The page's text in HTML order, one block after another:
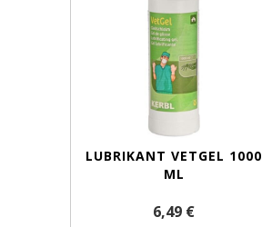
LUBRIKANT VETGEL 1000
ML
6,49 €